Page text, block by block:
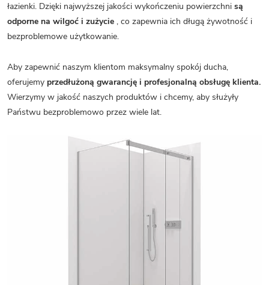
łazienki. Dzięki najwyższej jakości wykończeniu powierzchni są
odporne na wilgoć i zużycie , co zapewnia ich długą żywotność i
bezproblemowe użytkowanie.
Aby zapewnić naszym klientom maksymalny spokój ducha,
oferujemy przedłużoną gwarancję i profesjonalną obsługę klienta.
Wierzymy w jakość naszych produktów i chcemy, aby służyły
Państwu bezproblemowo przez wiele lat.